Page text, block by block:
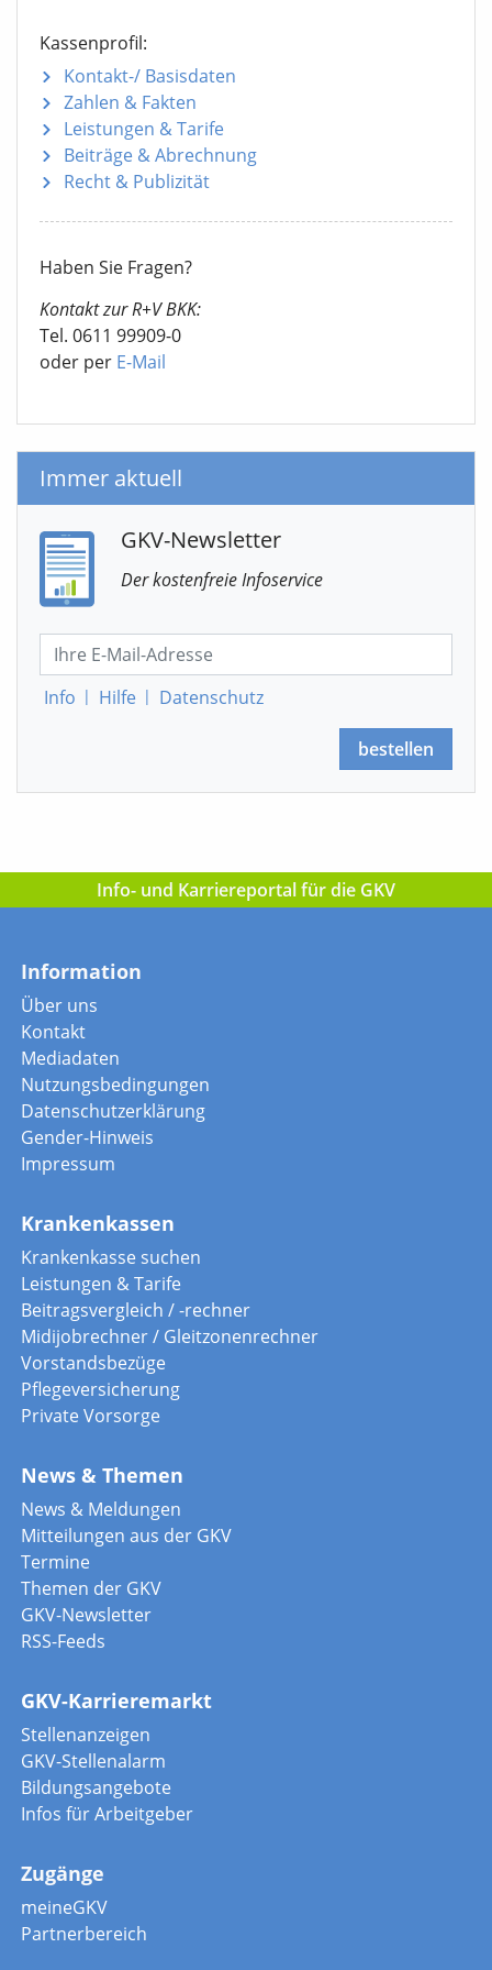
Kassenprofil:
Kontakt-/ Basisdaten
Zahlen & Fakten
Leistungen & Tarife
Beiträge & Abrechnung
Recht & Publizität
Haben Sie Fragen?
Kontakt zur R+V BKK:
Tel. 0611 99909-0
oder per E-Mail
Immer aktuell
GKV-Newsletter
Der kostenfreie Infoservice
Info | Hilfe | Datenschutz
bestellen
Info- und Karriereportal für die GKV
Information
Über uns
Kontakt
Mediadaten
Nutzungsbedingungen
Datenschutzerklärung
Gender-Hinweis
Impressum
Krankenkassen
Krankenkasse suchen
Leistungen & Tarife
Beitragsvergleich / -rechner
Midijobrechner / Gleitzonenrechner
Vorstandsbezüge
Pflegeversicherung
Private Vorsorge
News & Themen
News & Meldungen
Mitteilungen aus der GKV
Termine
Themen der GKV
GKV-Newsletter
RSS-Feeds
GKV-Karrieremarkt
Stellenanzeigen
GKV-Stellenalarm
Bildungsangebote
Infos für Arbeitgeber
Zugänge
meineGKV
Partnerbereich